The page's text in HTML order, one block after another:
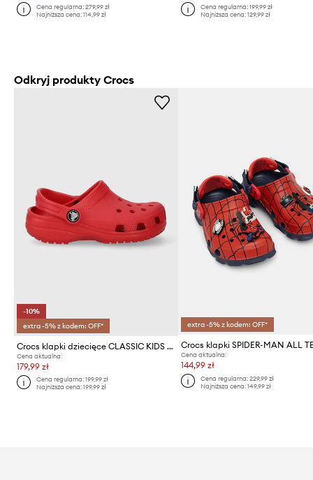
Cena regularna:279,99 zł
Najniższa cena:114,99 zł
Cena regularna: 199,99 zł
Najniższa cena: 129,99 zł
Odkryj produkty Crocs
-10%
extra -5% z kodem: OFF*
Crocs klapki dziecięce CLASSIC KIDS CLOG
Cena aktualna:
179,99 zł
Cena regularna:199,99 zł
Najniższa cena:199,99 zł
extra -5% z kodem: OFF*
Cena aktualna:
144,99 zł
Cena regularna: 229,99 zł
Najniższa cena: 149,99 zł